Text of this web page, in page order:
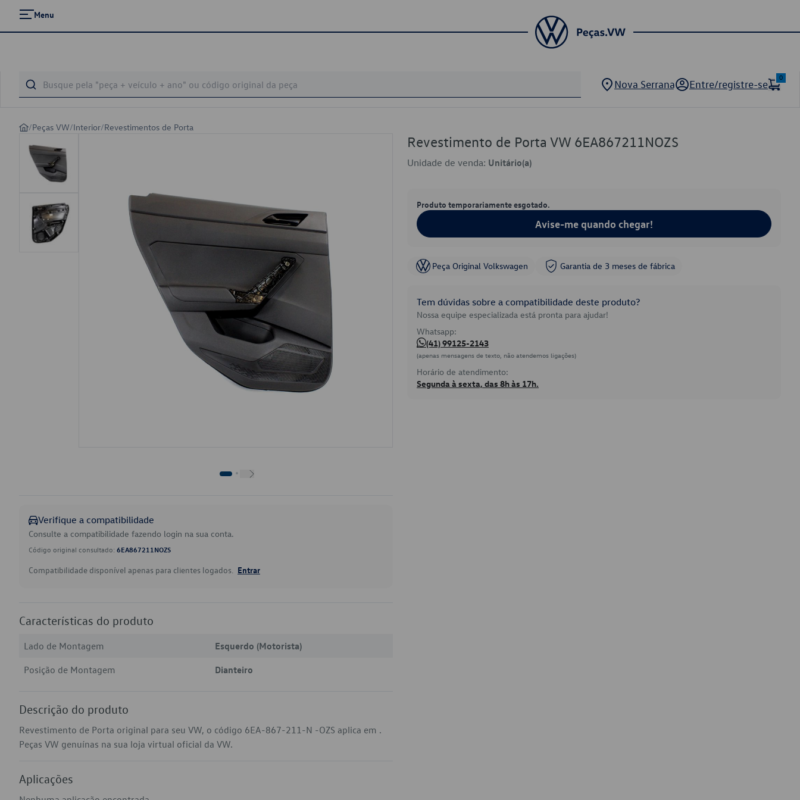
Menu
Nova Serrana Entre/registre-se
0
/Peças VW/Interior/Revestimentos de Porta
Verifique a compatibilidade
Consulte a compatibilidade fazendo login na sua conta.
Código original consultado: 6EA867211NOZS
Compatibilidade disponível apenas para clientes logados. Entrar
Características do produto
Lado de Montagem
Esquerdo (Motorista)
Posição de Montagem
Dianteiro
Descrição do produto
Revestimento de Porta original para seu VW, o código 6EA-867-211-N -OZS aplica em .
Peças VW genuínas na sua loja virtual oficial da VW.
Aplicações
Revestimento de Porta VW 6EA867211NOZS
Unidade de venda: Unitário(a)
Produto temporariamente esgotado.
Avise-me quando chegar!
Peça Original Volkswagen Garantia de 3 meses de fábrica
Tem dúvidas sobre a compatibilidade deste produto?
Nossa equipe especializada está pronta para ajudar!
Whatsapp:
(41) 99125-2143
(apenas mensagens de texto, não atendemos ligações)
Horário de atendimento:
Segunda à sexta, das 8h às 17h.